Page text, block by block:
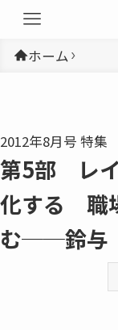
ホーム
2012年8月号 特集
第5部 レイ
化する 職
む──鈴与